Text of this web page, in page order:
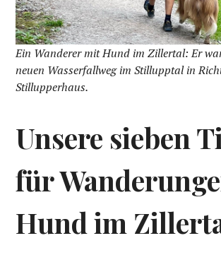
Ein Wanderer mit Hund im Zillertal: Er
neuen Wasserfallweg im Stillupptal in
Stillupperhaus.
Unsere sieben
für
Hund im